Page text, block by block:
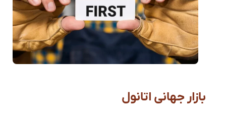
بازار جهانی اتانول